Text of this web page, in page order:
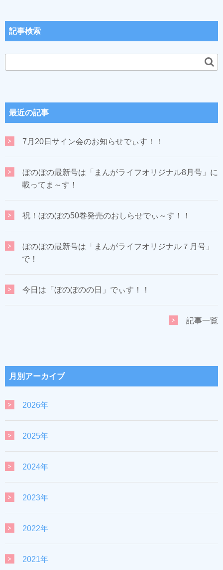
記事検索
最近の記事
7月20日サイン会のお知らせでぃす！！
ぼのぼの最新号は「まんがライフオリジナル8月号」に
載ってま～す！
祝！ぼのぼの50巻発売のおしらせでぃ～す！！
ぼのぼの最新号は「まんがライフオリジナル７月号」
で！
今日は「ぼのぼのの日」でぃす！！
記事一覧
月別アーカイブ
2026年
2025年
2024年
2023年
2022年
2021年